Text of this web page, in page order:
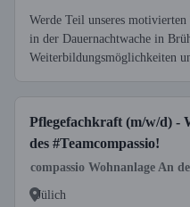
Werde Teil unseres
in der Dauernachtwache in
Weiterbildungsmöglichkeiten
Pflegefachkraft (m/w/d) -
des #Teamcompassio!
compassio Wohnanlage An
Jülich